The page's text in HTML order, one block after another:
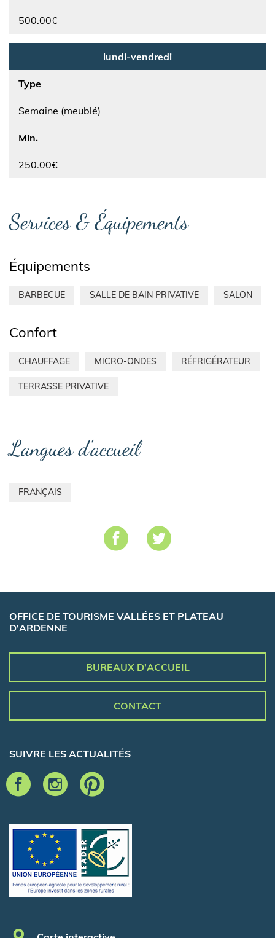
500.00€
lundi-vendredi
Type
Semaine (meublé)
Min.
250.00€
Services & Équipements
Équipements
BARBECUE SALLE DE BAIN PRIVATIVE SALON
Confort
CHAUFFAGE MICRO-ONDES RÉFRIGÉRATEUR
TERRASSE PRIVATIVE
Langues d'accueil
FRANÇAIS
OFFICE DE TOURISME VALLÉES ET PLATEAU
D'ARDENNE
BUREAUX D'ACCUEIL
CONTACT
SUIVRE LES ACTUALITÉS